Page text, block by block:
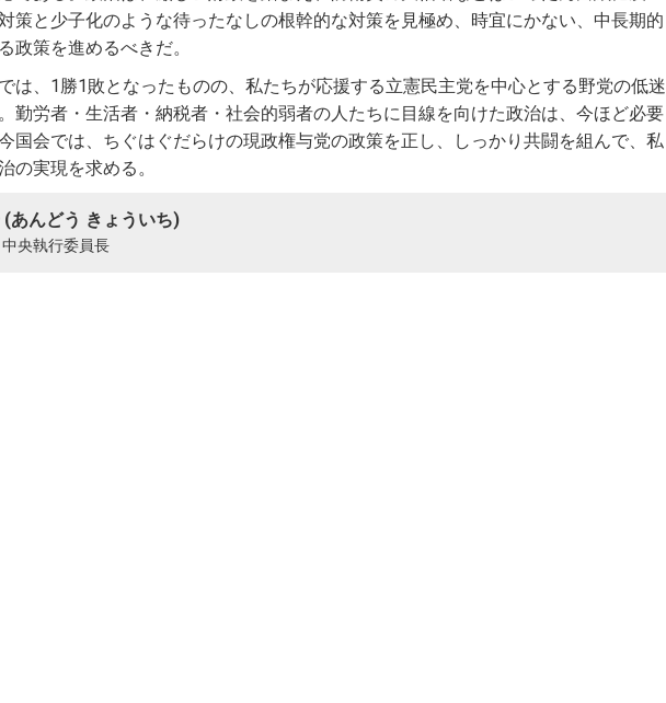
策と少子化のような待ったなしの根幹的な対策を見極め、時宜にかない、中長期的
政策を進めるべきだ。
は、1勝1敗となったものの、私たちが応援する立憲民主党を中心とする野党の低迷
勤労者・生活者・納税者・社会的弱者の人たちに目線を向けた政治は、今ほど必要
国会では、ちぐはぐだらけの現政権与党の政策を正し、しっかり共闘を組んで、私
の実現を求める。
(あんどう きょういち)
央執行委員長